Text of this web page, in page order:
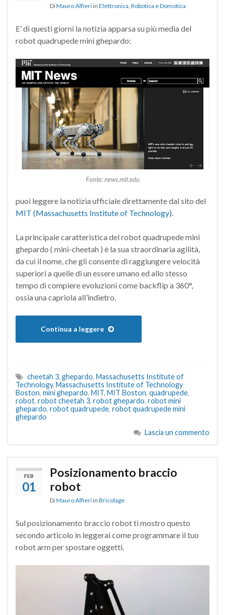
DiMauro Alfieri in Elettronica Robotica e Domotica
E’ di questi giorni la notizia apparsa su più media del
robot quadrupede mini ghepardo:
Fonte: news.mit.edu
puoi leggere la notizia ufficiale direttamente dal sito del
MIT (Massachusetts Institute of Technology)
La principale caratteristica del robot quadrupede mini
ghepardo ( mini-cheetah ) è la sua straordinaria agilità,
da cui il nome, che gli consente di raggiungere velocità
superiori a quelle di un essere umano ed allo stesso
tempo di compiere evoluzioni come backflip a 360°,
ossia una capriola all’indietro.
Continua a leggere
cheetah 3, ghepardo, Massachusetts Institute of
Technology, Massachusetts Institute of Technology
Boston, mini ghepardo, MIT, MIT Boston, quadrupede,
robot, robot cheetah 3, robot ghepardo, robot mini
ghepardo, robot quadrupede, robot quadrupede mini
ghepardo
Lascia un commento
FEB
01
Posizionamento braccio
robot
DiMauro Alfieri in Bricolage
Sul posizionamento braccio robot ti mostro questo
secondo articolo in leggerai come programmare il tuo
robot arm per spostare oggetti.